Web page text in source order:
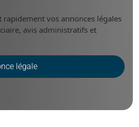
rapidement vos annonces légales
avis administratifs et
légale